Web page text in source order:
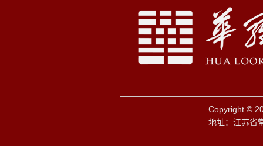
Copyright ©
地址：江苏省